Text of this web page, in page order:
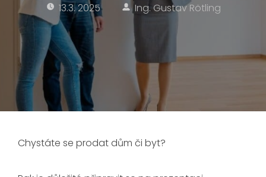
13.3. 2025 Ing. Gustav Rötling
Chystáte se prodat dům či byt?